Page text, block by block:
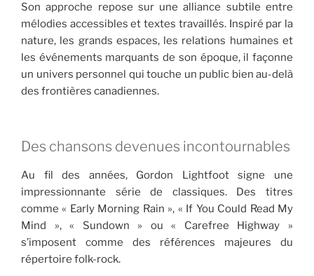
Son approche repose sur une alliance subtile entre
mélodies accessibles et textes travaillés. Inspiré par la
nature, les grands espaces, les relations humaines et
les événements marquants de son époque, il façonne
un univers personnel qui touche un public bien au-delà
des frontières canadiennes.
Des chansons devenues incontournables
Au fil des années, Gordon Lightfoot signe une
impressionnante série de classiques. Des titres
comme « Early Morning Rain », « If You Could Read My
Mind », « Sundown » ou « Carefree Highway »
s’imposent comme des références majeures du
répertoire folk-rock.